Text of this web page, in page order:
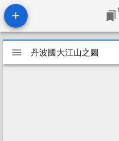
1
Mirador
viewer
丹波國大江山之圖
丹波國大江山之圖